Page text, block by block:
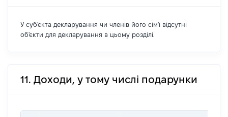
У суб'єкта декларування чи членів його сім'ї відсутні
об'єкти для декларування в цьому розділі.
11. Доходи, у тому числі подарунки